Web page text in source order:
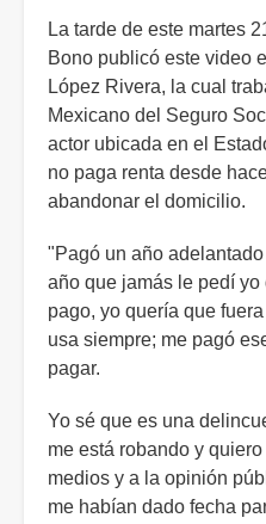
La tarde de este martes
Bono publicó este video
López Rivera, la cual
Mexicano del Seguro
actor ubicada en el
no paga renta desde
abandonar el domicilio.
"Pagó un año
año que jamás le pedí yo
pago, yo quería que
usa siempre; me pagó
pagar.
Yo sé que es una
me está robando y
medios y a la opinión
me habían dado fecha